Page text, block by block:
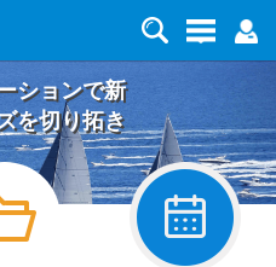
ションで新
を切り拓き